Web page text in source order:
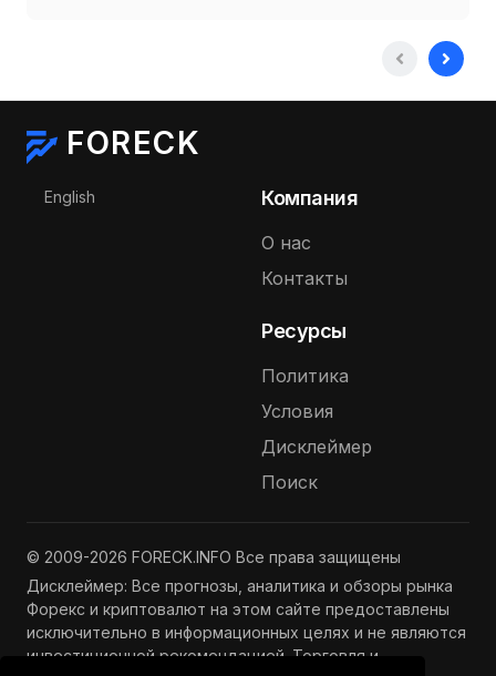
FORECK
Выберите язык
English Компания
О нас
Контакты
Ресурсы
Политика
Условия
Дисклеймер
Поиск
© 2009-2026 FORECK.INFO Все права защищены
Дисклеймер: Все прогнозы, аналитика и обзоры рынка
Форекс и криптовалют на этом сайте предоставлены
исключительно в информационных целях и не являются
инвестиционной рекомендацией. Торговля и